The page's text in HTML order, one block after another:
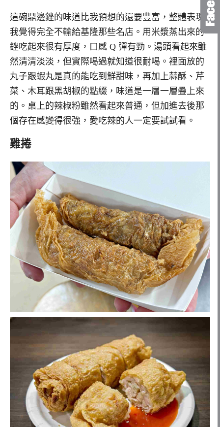
這碗鼎邊銼的味道比我預想的還要豐富，整體表現
我覺得完全不輸給基隆那些名店。用米漿蒸出來的
銼吃起來很有厚度，口感 Q 彈有勁。湯頭看起來雖
然清清淡淡，但實際喝過就知道很耐喝。裡面放的
丸子跟蝦丸是真的能吃到鮮甜味，再加上蒜酥、芹
菜、木耳跟黑胡椒的點綴，味道是一層一層疊上來
的。桌上的辣椒粉雖然看起來普通，但加進去後那
個存在感變得很強，愛吃辣的人一定要試試看。
雞捲